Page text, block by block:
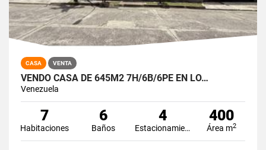
CASA VENTA
VENDO CASA DE 645M2 7H/6B/6PE EN LO…
Venezuela
7
Habitaciones
6
Baños
4
Estacionamiento
400
Área m2